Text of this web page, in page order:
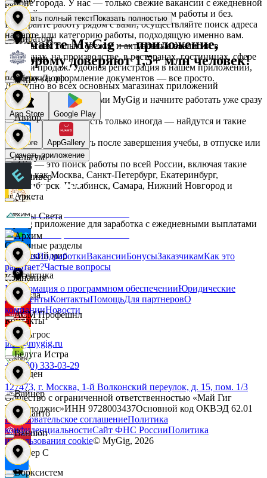
Вайнер
Ваншоп
Ворксистем
Гелиус
Гулливер
Дары Света
Детский мир
Звезда
Зельгрос
Зенден
Инканто
Интер С
Мираторг
Абрау-Дюрсо
Авиор
Альтум
Аркета
Архим
Асептика
АСМ Профешнл
Белуга Истра
Вайнер
Ваншоп
Ворксистем
районе города. У нас — только свежие вакансии с ежедневной
оплатой для мужчин и женщин, с опытом работы и без.
Выбирайте работу рядом с вами, осуществляйте поиск адреса
на карте или категорию работы, подходящую именно вам.
Предлагаем только свежие и актуальные вакансии в
магазинах, на производстве, в ресторанах, гостиницах, сфере
услуг и продаж. Удобная регистрация в нашем приложении,
поддержка, оформление документов — все просто.
Воспользуйтесь услугами MyGig и начните работать уже сразу
после отклика.
А если нужна занятость только иногда — найдутся и такие
предложения.
Начните зарабатывать после завершения учебы, в отпуске или
в выходные.
MyGig — это поиск работы по всей России, включая такие
города как Москва, Санкт-Петербург, Екатеринбург,
Новосибирск, Челябинск, Самара, Нижний Новгород и
другие.
Показать полный текстПоказать полностью
Скачайте MyGig — приложение,
которому доверяют 1,5+ млн человек!
Доступно во всех основных магазинах приложений
App Store Google Play
RuStore
AppGallery
Скачать приложение
MyGig приложение для заработка с ежедневными выплатами
Основные разделы
ГлавнаяПодработкиВакансииБонусыЗаказчикамКак это
работает?Частые вопросы
Компания
Информация о программном обеспеченииЮридические
документыКонтактыПомощьДля партнеровО
компанииНовости
Контакты
info@mygig.ru
+8 (800) 333-03-29
127473, г. Москва, 1-й Волконский переулок, д. 15, пом. 1/3
Общество с ограниченной ответственностью «Май Гиг
Технолоджис»ИНН 9728003437Основной код ОКВЭД 62.01
Пользовательское соглашениеПолитика
конфиденциальностиСайт ФНС РоссииПолитика
использования cookie© MyGig, 2026